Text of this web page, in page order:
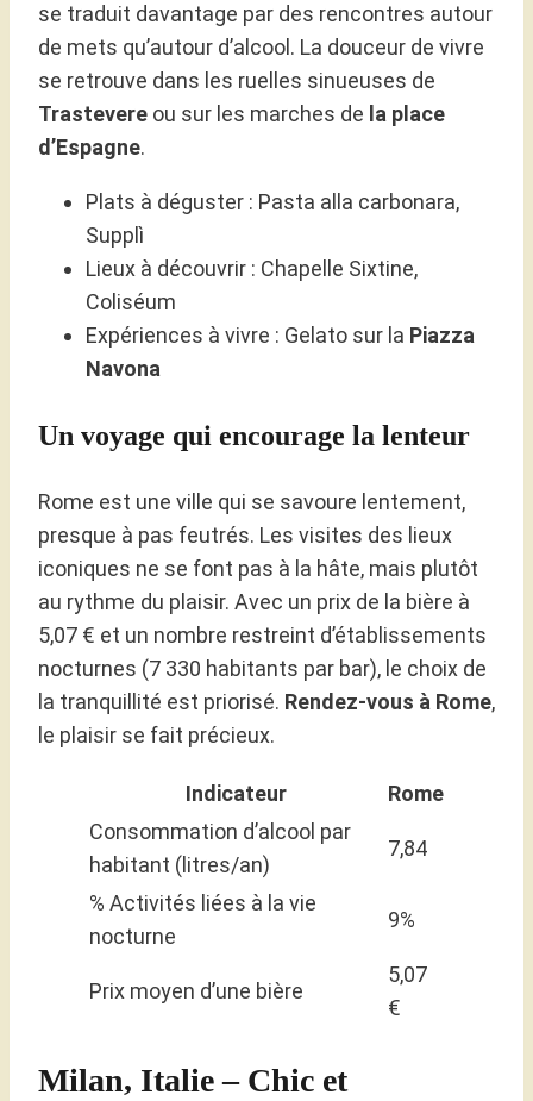
se traduit davantage par des rencontres autour
de mets qu’autour d’alcool. La douceur de vivre
se retrouve dans les ruelles sinueuses de
Trastevere ou sur les marches de la place
d’Espagne.
Plats à déguster : Pasta alla carbonara,
Supplì
Lieux à découvrir : Chapelle Sixtine,
Coliséum
Expériences à vivre : Gelato sur la Piazza
Navona
Un voyage qui encourage la lenteur
Rome est une ville qui se savoure lentement,
presque à pas feutrés. Les visites des lieux
iconiques ne se font pas à la hâte, mais plutôt
au rythme du plaisir. Avec un prix de la bière à
5,07 € et un nombre restreint d’établissements
nocturnes (7 330 habitants par bar), le choix de
la tranquillité est priorisé. Rendez-vous à Rome,
le plaisir se fait précieux.
Indicateur
Rome
Consommation d’alcool par
habitant (litres/an)
7,84
% Activités liées à la vie
nocturne
9%
Prix moyen d’une bière
5,07
€
Milan, Italie – Chic et